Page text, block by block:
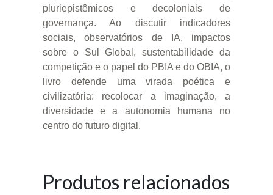
pluriepistêmicos e decoloniais de
governança. Ao discutir indicadores
sociais, observatórios de IA, impactos
sobre o Sul Global, sustentabilidade da
competição e o papel do PBIA e do OBIA, o
livro defende uma virada poética e
civilizatória: recolocar a imaginação, a
diversidade e a autonomia humana no
centro do futuro digital.
Produtos relacionados